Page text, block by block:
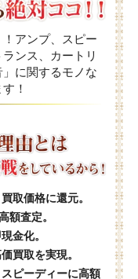
アンプ、スピー
ンス、カートリ
に関するモノな
！
取価格に還元。
額査定。
金化。
買取を実現。
ピーディーに高額